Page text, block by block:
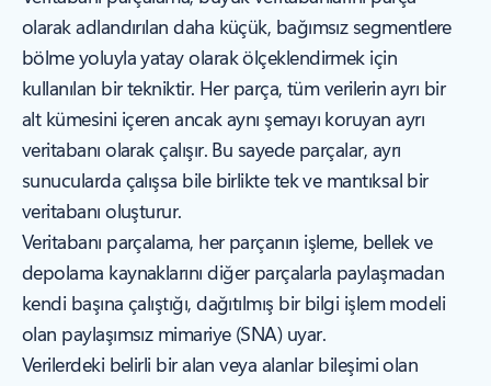
olarak adlandırılan daha küçük, bağımsız segmentlere
bölme yoluyla yatay olarak ölçeklendirmek için
kullanılan bir tekniktir. Her parça, tüm verilerin ayrı bir
alt kümesini içeren ancak aynı şemayı koruyan ayrı
veritabanı olarak çalışır. Bu sayede parçalar, ayrı
sunucularda çalışsa bile birlikte tek ve mantıksal bir
veritabanı oluşturur.
Veritabanı parçalama, her parçanın işleme, bellek ve
depolama kaynaklarını diğer parçalarla paylaşmadan
kendi başına çalıştığı, dağıtılmış bir bilgi işlem modeli
olan paylaşımsız mimariye (SNA) uyar.
Verilerdeki belirli bir alan veya alanlar bileşimi olan